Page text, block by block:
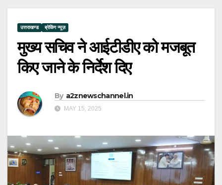
उत्तराखण्ड ब्रेकिंग न्यूज़
मुख्य सचिव ने आईटीडीए को मजबूत
किए जाने के निर्देश दिए
By a2znewschannel.in
MAY 15, 2025